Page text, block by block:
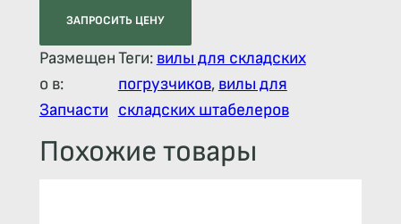
ЗАПРОСИТЬ ЦЕНУ
Размещен
о в:
Запчасти
Теги: вилы для складских
погрузчиков, вилы для
складских штабелеров
Похожие товары